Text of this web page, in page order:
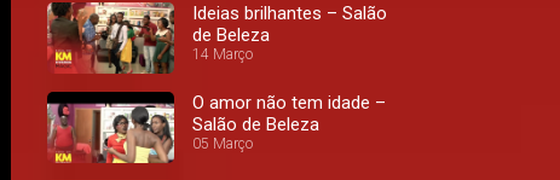
Ideias brilhantes – Salão
de Beleza
14 Março
O amor não tem idade –
Salão de Beleza
05 Março